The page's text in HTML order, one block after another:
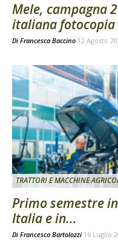
Mele, campagna
italiana fotocopia
Di Francesca Baccino 12 Agosto
TRATTORI E MACCHINE
Primo semestre
Italia e in...
Di Francesco Bartolozzi 16 Luglio